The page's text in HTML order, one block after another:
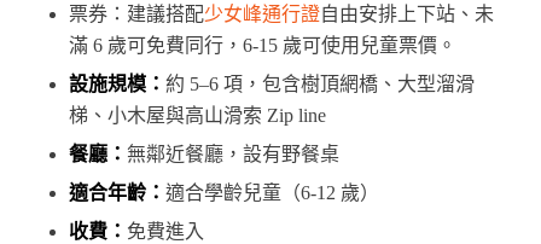
票券：建議搭配少女峰通行證自由安排上下站、未
滿 6 歲可免費同行，6-15 歲可使用兒童票價。
設施規模： 約 5–6 項，包含樹頂網橋、大型溜滑
梯、小木屋與高山滑索 Zip line
餐廳： 無鄰近餐廳，設有野餐桌
適合年齡： 適合學齡兒童（6-12 歲）
收費： 免費進入